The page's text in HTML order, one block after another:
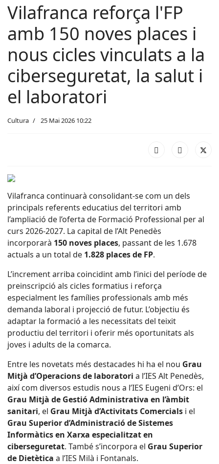
Vilafranca reforça l'FP
amb 150 noves places i
nous cicles vinculats a la
ciberseguretat, la salut i
el laboratori
Cultura 25 Mai 2026 10:22
Vilafranca continuarà consolidant-se com un dels
principals referents educatius del territori amb
l’ampliació de l’oferta de Formació Professional per al
curs 2026-2027. La capital de l’Alt Penedès
incorporarà 150 noves places, passant de les 1.678
actuals a un total de 1.828 places de FP.
L’increment arriba coincidint amb l’inici del període de
preinscripció als cicles formatius i reforça
especialment les famílies professionals amb més
demanda laboral i projecció de futur. L’objectiu és
adaptar la formació a les necessitats del teixit
productiu del territori i oferir més oportunitats als
joves i adults de la comarca.
Entre les novetats més destacades hi ha el nou Grau
Mitjà d’Operacions de laboratori a l’IES Alt Penedès,
així com diversos estudis nous a l’IES Eugeni d’Ors: el
Grau Mitjà de Gestió Administrativa en l’àmbit
sanitari, el Grau Mitjà d’Activitats Comercials i el
Grau Superior d’Administració de Sistemes
Informàtics en Xarxa especialitzat en
ciberseguretat. També s’incorpora el Grau Superior
de Dietètica a l’IES Milà i Fontanals.